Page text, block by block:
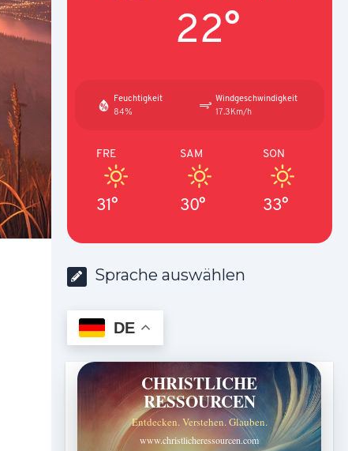
22°
Feuchtigkeit
84%
Windgeschwindigkeit
17.3Km/h
FRE
31°
SAM
30°
SON
33°
Sprache auswählen
DE
CHRISTLICHE
RESSOURCEN
Entdecken. Verstehen. Glauben.
www.christlicheressourcen.com